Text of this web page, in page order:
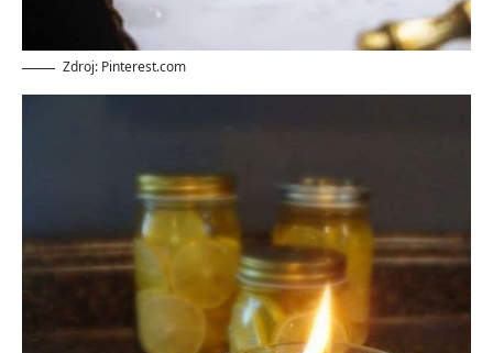
Zdroj: Pinterest.com